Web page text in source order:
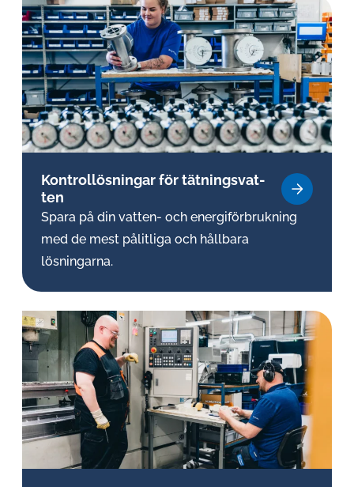
Kon­trol­lös­ning­ar för tät­nings­vat­
ten
Spara på din vatten- och energiförbrukning
med de mest pålitliga och hållbara
lösningarna.